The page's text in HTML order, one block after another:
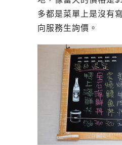
多都是菜單上是沒有
向服務生詢價。